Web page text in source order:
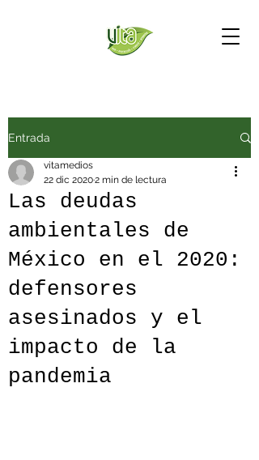
Entrada
Las deudas
ambientales de
México en el 2020:
defensores
asesinados y el
impacto de la
pandemia
vitamedios
22 dic 20202 min de lectura